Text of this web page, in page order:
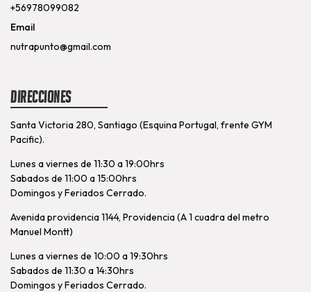
+56978099082
Email
nutrapunto@gmail.com
Direcciones
Santa Victoria 280, Santiago (Esquina Portugal, frente GYM
Pacific).
Lunes a viernes de 11:30 a 19:00hrs
Sabados de 11:00 a 15:00hrs
Domingos y Feriados Cerrado.
Avenida providencia 1144, Providencia (A 1 cuadra del metro
Manuel Montt)
Lunes a viernes de 10:00 a 19:30hrs
Sabados de 11:30 a 14:30hrs
Domingos y Feriados Cerrado.